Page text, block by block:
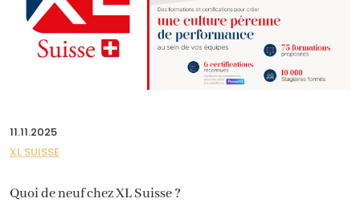
11.11.2025
XL SUISSE
Quoi de neuf chez XL Suisse ?